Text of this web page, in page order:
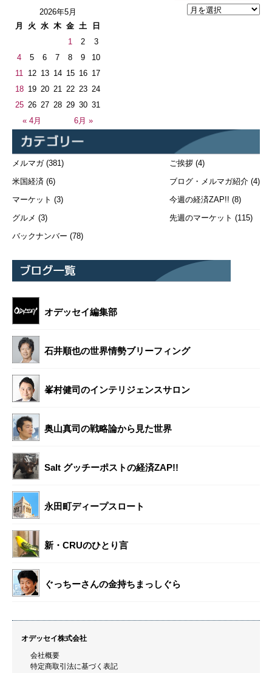
2026年5月
月
火 水 木 金 土 日
« 4月 6月 »
1 2
3
4
5 6 7 8 9
10
11 12 13 14 15 16 17
18 19 20 21 22 23 24
25 26 27 28 29 30 31
メルマガ(381)
米国経済 (6)
マーケット (3)
グルメ (3)
バックナンバー (78)
ご挨拶 (4)
ブログ・メルマガ紹介 (4)
今週の経済ZAP!! (8)
先週のマーケット (115)
オデッセイ編集部
石井順也の世界情勢ブリーフィング
峯村健司のインテリジェンスサロン
奥山真司の戦略論から見た世界
Salt グッチーポストの経済ZAP!!
永田町ディープスロート
新・CRUのひとり言
ぐっちーさんの金持ちまっしぐら
オデッセイ株式会社
会社概要
特定商取引法に基づく表記